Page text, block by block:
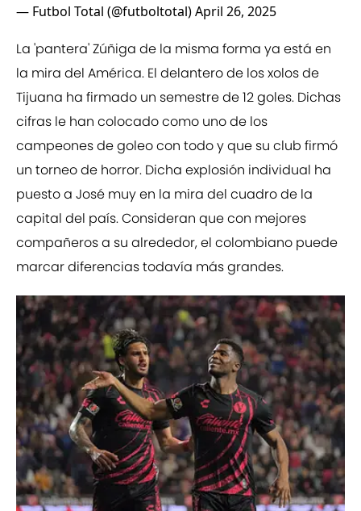
— Futbol Total (@futboltotal)April 26, 2025
La 'pantera' Zúñiga de la misma forma ya está en
la mira del América. El delantero de los xolos de
Tijuana ha firmado un semestre de 12 goles. Dichas
cifras le han colocado como uno de los
campeones de goleo con todo y que su club firmó
un torneo de horror. Dicha explosión individual ha
puesto a José muy en la mira del cuadro de la
capital del país. Consideran que con mejores
compañeros a su alrededor, el colombiano puede
marcar diferencias todavía más grandes.